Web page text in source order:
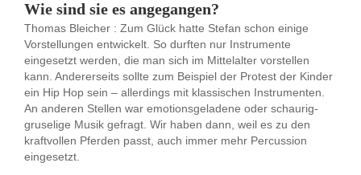
Wie sind sie es angegangen?
Thomas Bleicher : Zum Glück hatte Stefan schon einige
Vorstellungen entwickelt. So durften nur Instrumente
eingesetzt werden, die man sich im Mittelalter vorstellen
kann. Andererseits sollte zum Beispiel der Protest der Kinder
ein Hip Hop sein – allerdings mit klassischen Instrumenten.
An anderen Stellen war emotionsgeladene oder schaurig-
gruselige Musik gefragt. Wir haben dann, weil es zu den
kraftvollen Pferden passt, auch immer mehr Percussion
eingesetzt.